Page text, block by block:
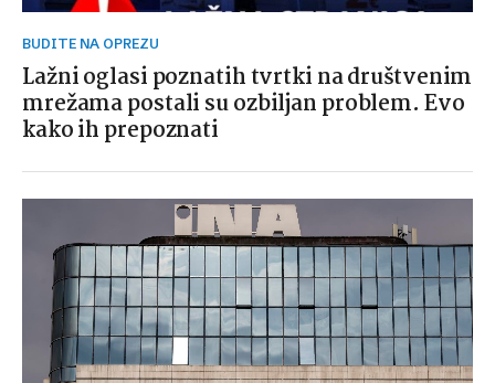
BUDITE NA OPREZU
Lažni oglasi poznatih tvrtki na društvenim
mrežama postali su ozbiljan problem. Evo
kako ih prepoznati